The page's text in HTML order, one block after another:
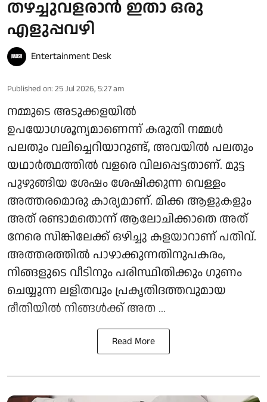
തഴച്ചുവളരാൻ ഇതാ ഒരു
എളുപ്പവഴി
Entertainment Desk
Published on: 25 Jul 2026, 5:27 am
നമ്മുടെ അടുക്കളയിൽ
ഉപയോഗശൂന്യമാണെന്ന് കരുതി നമ്മൾ
പലതും വലിച്ചെറിയാറുണ്ട്, അവയിൽ പലതും
യഥാർത്ഥത്തിൽ വളരെ വിലപ്പെട്ടതാണ്. മുട്ട
പുഴുങ്ങിയ ശേഷം ശേഷിക്കുന്ന വെള്ളം
അത്തരമൊരു കാര്യമാണ്. മിക്ക ആളുകളും
അത് രണ്ടാമതൊന്ന് ആലോചിക്കാതെ അത്
നേരെ സിങ്കിലേക്ക് ഒഴിച്ചു കളയാറാണ് പതിവ്.
അത്തരത്തിൽ പാഴാക്കുന്നതിനുപകരം,
നിങ്ങളുടെ വീടിനും പരിസ്ഥിതിക്കും ഗുണം
ചെയ്യുന്ന ലളിതവും പ്രകൃതിദത്തവുമായ
രീതിയിൽ നിങ്ങൾക്ക് അത ...
Read More